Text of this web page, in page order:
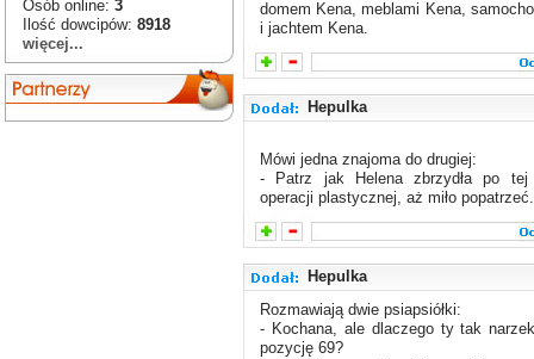
Osób online: 3
Ilość dowcipów: 8918
więcej...
domem Kena, meblami Kena,
i jachtem Kena.
Hepulka
Mówi jedna znajoma do drugiej:
- Patrz jak Helena zbrzydła po tej
operacji plastycznej, aż miło popatrzeć.
Hepulka
Rozmawiają dwie psiapsiółki:
- Kochana, ale dlaczego ty tak
pozycję 69?